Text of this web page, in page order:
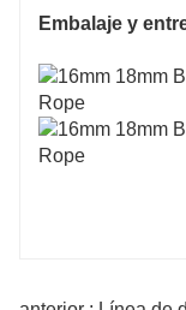
Embalaje y